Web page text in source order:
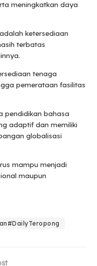
meningkatkan daya
ketersediaan
terbatas
tenaga
pemerataan fasilitas
pendidikan bahasa
adaptif dan memiliki
globalisasi
mampu menjadi
maupun